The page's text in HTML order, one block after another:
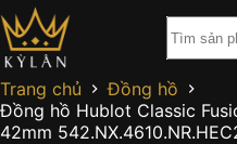
Chuyển
đến
phần
nội
dung
Trang chủ
Đồng hồ
Đồng hồ Hublot Classic
42mm